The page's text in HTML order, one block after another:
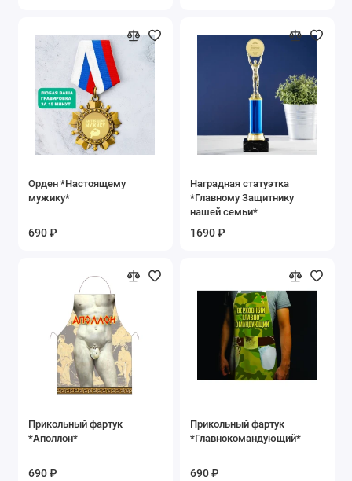
Орден *Настоящему
мужику*
690 ₽
Наградная статуэтка
*Главному Защитнику
нашей семьи*
1690 ₽
Прикольный фартук
*Аполлон*
690 ₽
Прикольный фартук
*Главнокомандующий*
690 ₽